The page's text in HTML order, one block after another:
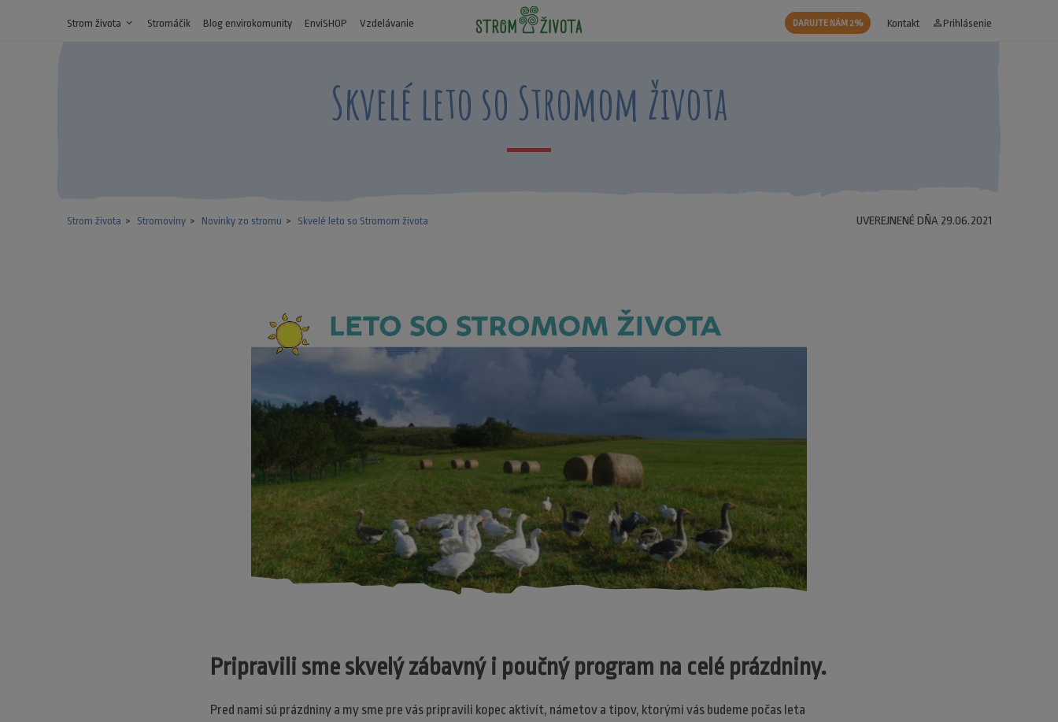
Strom života expand_more Stromáčik Blog envirokomunity EnviSHOP Vzdelávanie DARUJTE NÁM 2% Kontakt person_outline Prihlásenie
Skvelé leto so Stromom života
Strom života Stromoviny Novinky zo stromu Skvelé leto so Stromom života UVEREJNENÉ DŇA 29.06.2021
Pripravili sme skvelý zábavný i poučný program na celé prázdniny.
Pred nami sú prázdniny a my sme pre vás pripravili kopec aktivít, námetov a tipov, ktorými vás budeme počas leta